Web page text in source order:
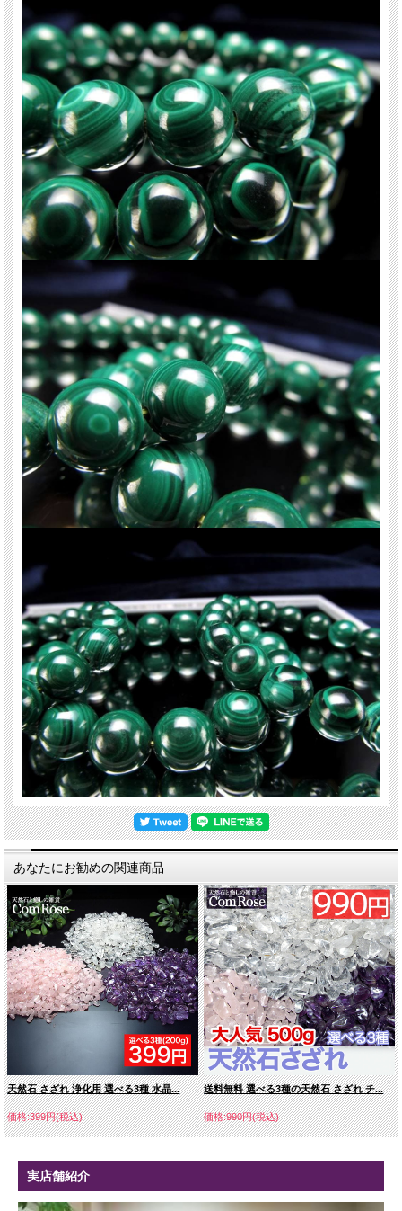
パワーストーンとしてのマラカイトは、心身の癒しに非常に優れた石です。
心と身体、両面のエネルギー的な毒素や淀みを綺麗にしてくれます。
その他、マラカイトは、持ち主の直観力や洞察力を高めることにより災いを未然
に防いだり、良い未来へ繋がるための判断を助けてくれる石でもあります。
ストーンキーワード
邪気を跳ね返す。
肉体と精神を癒す。
ご注意事項
※この商品は全珠が天眼タイプの珠ではございません。ご了承下さい。
※サイズは目安です。細かな誤差が出る場合があります。
※商品は撮影用ライトを使用して撮影しております。
※天然石ですので細かなカケや凹み、歪な部分やクラックなどがある場合があり
ます。
※ブレスレットは一連状態での仕入れとなっておりますので歪な珠が含まれてい
ることがあります。
※天然石商品には色みに個体差があります。また出来る限り自然な色みになるよ
う撮影を心がけておりますが、お使いのディスプレイ環境によって表示される色
みに差が出る場合があります。ご了承ください。
関連キーワード
天然石 パワーストーン 海外直輸入 バイヤー厳選 プレゼント ギフト メンズ レデ
ィース 卸し 卸価格 実店舗 ハンドメイド サイズ直し コムローズ comrose
あなたにお勧めの関連商品
天然石 さざれ 浄化用 選べる3種 水晶...
価格:399円(税込)
送料無料 選べる3種の天然石 さざれ チ...
価格:990円(税込)
実店舗紹介